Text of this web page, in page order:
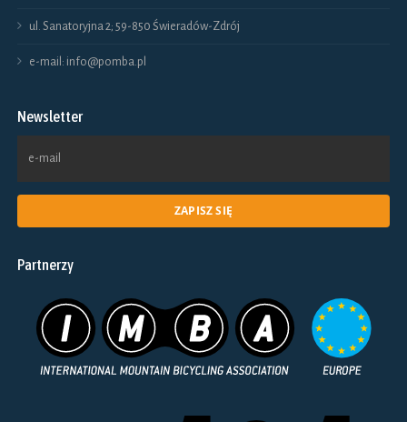
ul. Sanatoryjna 2; 59-850 Świeradów-Zdrój
e-mail: info@pomba.pl
Newsletter
Partnerzy